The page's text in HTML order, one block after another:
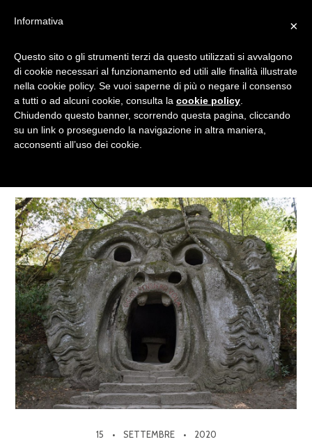
VIAGGIO
Tagged
15 SETTEMBRE 2020
×
Informativa
Questo sito o gli strumenti terzi da questo utilizzati si avvalgono
di cookie necessari al funzionamento ed utili alle finalità illustrate
nella cookie policy. Se vuoi saperne di più o negare il consenso
a tutti o ad alcuni cookie, consulta la cookie policy
Chiudendo questo banner, scorrendo questa pagina, cliccando
su un link o proseguendo la navigazione in altra maniera,
acconsenti all’uso dei cookie.